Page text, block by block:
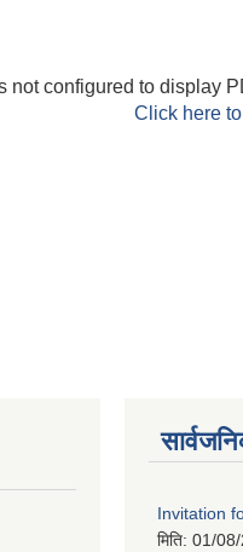
not configured to display
Click here
Invitation
मिति: 01/